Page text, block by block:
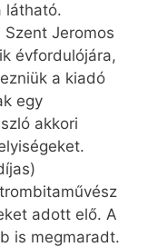
látható.
Jeromos
évfordulójára,
a kiadó
egy
akkori
adott elő. A
is megmaradt.